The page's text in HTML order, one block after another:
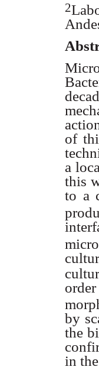
2
of
a
this
to a
by
the
in